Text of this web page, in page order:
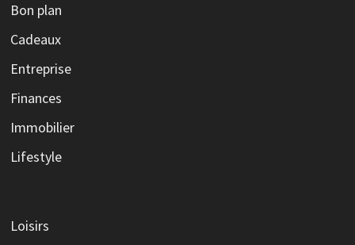
Bon plan
Cadeaux
Entreprise
Finances
Immobilier
Lifestyle
Loisirs